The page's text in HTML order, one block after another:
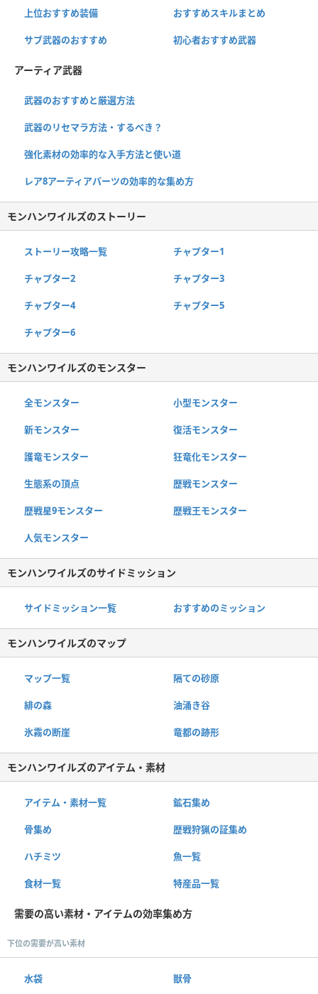
上位おすすめ装備 おすすめスキルまとめ
サブ武器のおすすめ 初心者おすすめ武器
アーティア武器
武器のおすすめと厳選方法
武器のリセマラ方法・するべき？
強化素材の効率的な入手方法と使い道
レア8アーティアパーツの効率的な集め方
モンハンワイルズのストーリー
ストーリー攻略一覧 チャプター1
チャプター2 チャプター3
チャプター4 チャプター5
チャプター6
モンハンワイルズのモンスター
全モンスター 小型モンスター
新モンスター 復活モンスター
護竜モンスター 狂竜化モンスター
生態系の頂点 歴戦モンスター
歴戦星9モンスター 歴戦王モンスター
人気モンスター
モンハンワイルズのサイドミッション
サイドミッション一覧 おすすめのミッション
モンハンワイルズのマップ
マップ一覧 隔ての砂原
緋の森 油涌き谷
氷霧の断崖 竜都の跡形
モンハンワイルズのアイテム・素材
アイテム・素材一覧 鉱石集め
骨集め 歴戦狩猟の証集め
ハチミツ 魚一覧
食材一覧 特産品一覧
需要の高い素材・アイテムの効率集め方
下位の需要が高い素材
水袋 獣骨